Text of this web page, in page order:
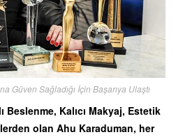
Güven Sağladığı İçin Başarıya Ulaştı
Beslenme, Kalıcı Makyaj, Estetik
olan Ahu Karaduman, her